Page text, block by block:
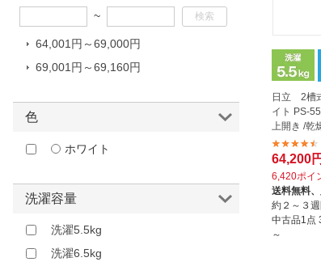
日立 2槽
イト PS-
上開き /乾
64,200円
6,420ポイ
送料無料、
約２～３
中古品1点
～
~
64,001円～69,000円
69,001円～69,160円
色
ホワイト
洗濯容量
洗濯5.5kg
洗濯6.5kg